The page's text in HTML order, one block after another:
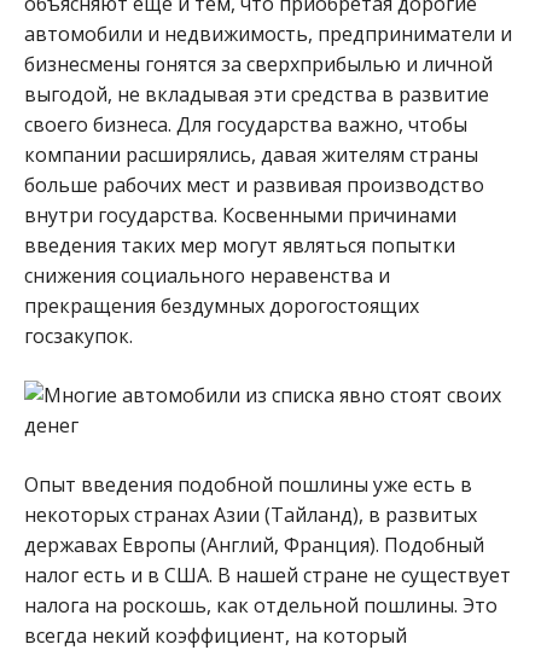
автомобили и недвижимость, предприниматели и
бизнесмены гонятся за сверхприбылью и личной
выгодой, не вкладывая эти средства в развитие
своего бизнеса. Для государства важно, чтобы
компании расширялись, давая жителям страны
больше рабочих мест и развивая производство
внутри государства. Косвенными причинами
введения таких мер могут являться попытки
снижения социального неравенства и
прекращения бездумных дорогостоящих
госзакупок.
Опыт введения подобной пошлины уже есть в
некоторых странах Азии (Тайланд), в развитых
державах Европы (Англий, Франция). Подобный
налог есть и в США. В нашей стране не существует
налога на роскошь, как отдельной пошлины. Это
всегда некий коэффициент, на который